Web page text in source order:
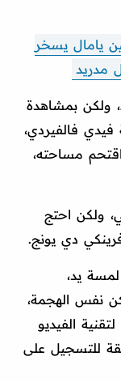
يامال يسخر
مدريد
ولكن بمشاهدة
فالفيردي،
مساحته،
ولكن احتج
دي يونج.
يد،
نفس الهجمة،
الفيديو
للتسجيل على